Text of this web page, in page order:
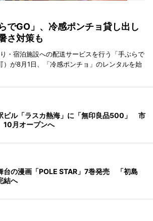
でGO」、冷感ポンチョ貸し出し
さ対策も
・宿泊施設への配送サービスを行う「手ぶらで
）が8月1日、「冷感ポンチョ」のレンタルを始
ビル「ラスカ熱海」に「無印良品500」 市
10月オープンへ
台の漫画「POLE STAR」7巻発売 「初島
結へ